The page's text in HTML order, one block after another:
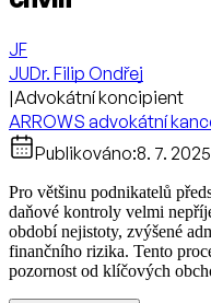
JF
JUDr. Filip Ondřej
|Advokátní koncipient
ARROWS advokátní
Publikováno:8. 7. 2025
Pro většinu podnikatelů
daňové kontroly velmi
období nejistoty, zvýšené
finančního rizika. Tento
pozornost od klíčových